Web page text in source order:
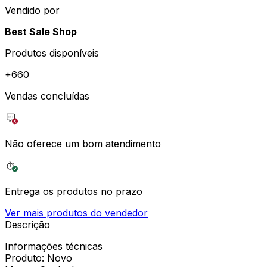
Vendido por
Best Sale Shop
Produtos disponíveis
+660
Vendas concluídas
Não oferece um bom atendimento
Entrega os produtos no prazo
Ver mais produtos do vendedor
Descrição
Informações técnicas
Produto: Novo